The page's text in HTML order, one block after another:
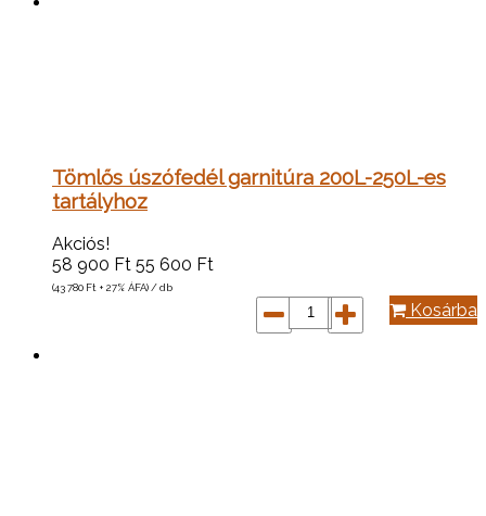
Tömlős úszófedél garnitúra 200L-250L-es
tartályhoz
Akciós!
58 900 Ft 55 600 Ft
(43 780 Ft + 27% ÁFA) / db
Kosárba